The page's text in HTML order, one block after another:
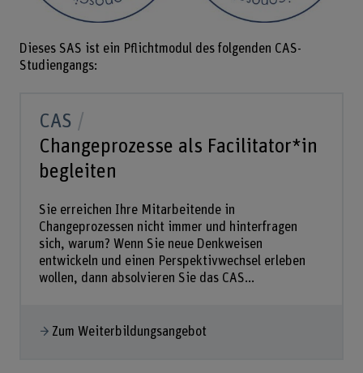
Dieses SAS ist ein Pflichtmodul des folgenden CAS-
Studiengangs:
CAS
Changeprozesse als Facilitator*in
begleiten
Sie erreichen Ihre Mitarbeitende in
Changeprozessen nicht immer und hinterfragen
sich, warum? Wenn Sie neue Denkweisen
entwickeln und einen Perspektivwechsel erleben
wollen, dann absolvieren Sie das CAS...
Zum Weiterbildungsangebot